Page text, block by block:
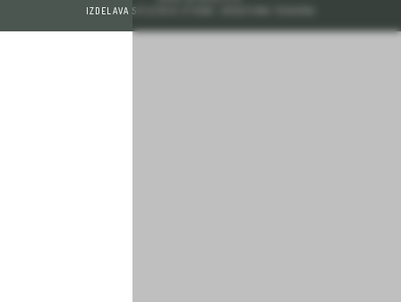
IZDELAVA SPLETNIH STRANI: KREATIVNA TOVARNA